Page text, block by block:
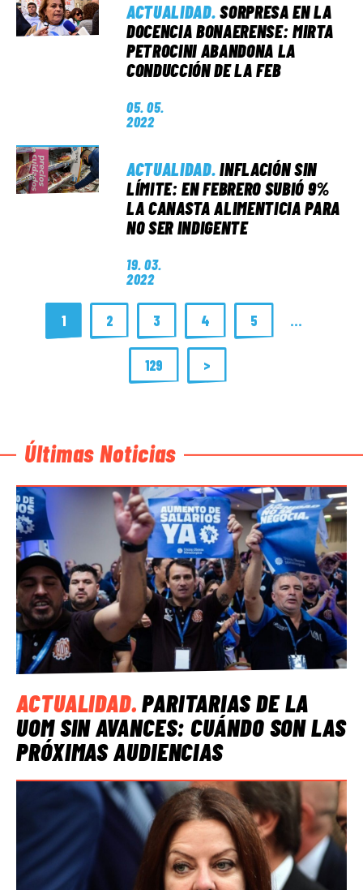
ACTUALIDAD. SORPRESA EN LA
DOCENCIA BONAERENSE: MIRTA
PETROCINI ABANDONA LA
CONDUCCIÓN DE LA FEB
05. 05.
2022
ACTUALIDAD. INFLACIÓN SIN
LÍMITE: EN FEBRERO SUBIÓ 9%
LA CANASTA ALIMENTICIA PARA
NO SER INDIGENTE
19. 03.
2022
1 2 3 4 5 …
129 >
Últimas Noticias
ACTUALIDAD.PARITARIAS DE LA
UOM SIN AVANCES: CUÁNDO SON LAS
PRÓXIMAS AUDIENCIAS